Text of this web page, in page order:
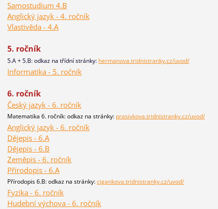
Samostudium 4.B
Anglický jazyk - 4. ročník
Vlastivěda - 4.A
5. ročník
5.A + 5.B: odkaz na třídní stránky: hermanova.tridnistranky.cz/uvod/
Informatika - 5. ročník
6. ročník
Český jazyk - 6. ročník
Matematika 6. ročník: odkaz na stránky: prasivkova.tridnistranky.cz/uvod/
Anglický jazyk - 6. ročník
Dějepis - 6.A
Dějepis - 6.B
Zeměpis - 6. ročník
Přírodopis - 6.A
Přírodopis 6.B: odkaz na stránky:cigankova.tridnistranky.cz/uvod/
Fyzika - 6. ročník
Hudební výchova - 6. ročník